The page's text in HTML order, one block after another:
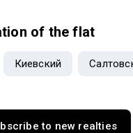
of the flat
Киевский
to new realties